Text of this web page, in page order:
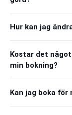
Hur kan jag
Kostar det
min bokning?
Kan jag boka för